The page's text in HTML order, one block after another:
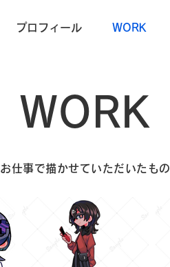
プロフィール WORK
WORK
お仕事で描かせていただいたもの